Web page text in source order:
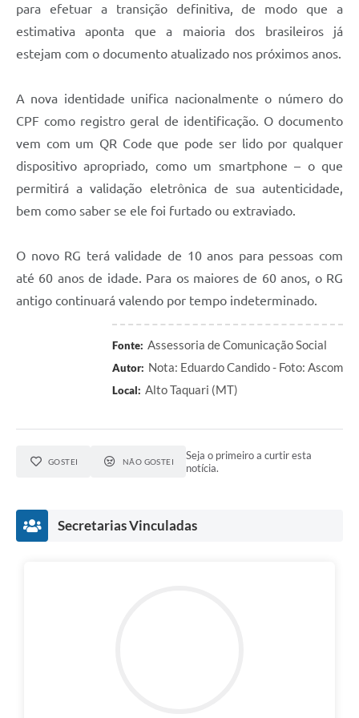
para efetuar a transição definitiva, de modo que a
estimativa aponta que a maioria dos brasileiros já
estejam com o documento atualizado nos próximos anos.
A nova identidade unifica nacionalmente o número do
CPF como registro geral de identificação. O documento
vem com um QR Code que pode ser lido por qualquer
dispositivo apropriado, como um smartphone – o que
permitirá a validação eletrônica de sua autenticidade,
bem como saber se ele foi furtado ou extraviado.
O novo RG terá validade de 10 anos para pessoas com
até 60 anos de idade. Para os maiores de 60 anos, o RG
antigo continuará valendo por tempo indeterminado.
Fonte: Assessoria de Comunicação Social
Autor: Nota: Eduardo Candido - Foto: Ascom
Local: Alto Taquari (MT)
GOSTEI NÃO GOSTEI
Seja o primeiro a curtir esta
notícia.
Secretarias Vinculadas